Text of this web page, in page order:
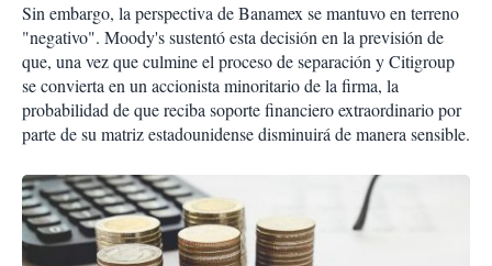
Sin embargo, la perspectiva de Banamex se mantuvo en terreno
"negativo". Moody's sustentó esta decisión en la previsión de
que, una vez que culmine el proceso de separación y Citigroup
se convierta en un accionista minoritario de la firma, la
probabilidad de que reciba soporte financiero extraordinario por
parte de su matriz estadounidense disminuirá de manera sensible.